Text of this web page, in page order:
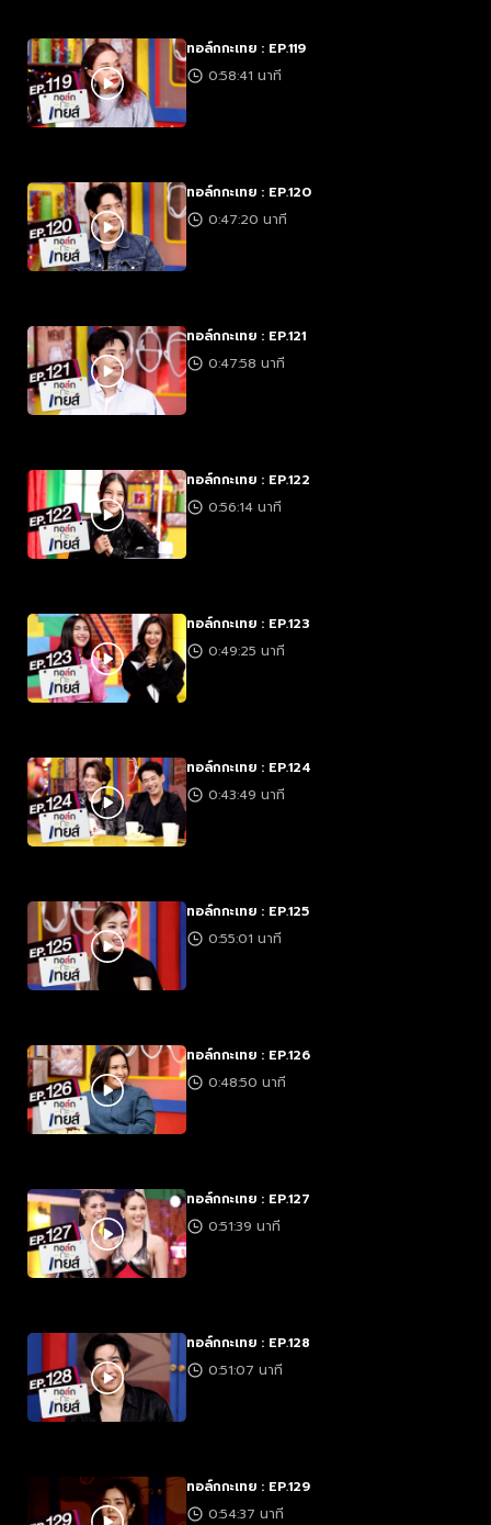
ทอล์กกะเทย : EP.119
0:58:41 นาที
ทอล์กกะเทย : EP.120
0:47:20 นาที
ทอล์กกะเทย : EP.121
0:47:58 นาที
ทอล์กกะเทย : EP.122
0:56:14 นาที
ทอล์กกะเทย : EP.123
0:49:25 นาที
ทอล์กกะเทย : EP.124
0:43:49 นาที
ทอล์กกะเทย : EP.125
0:55:01 นาที
ทอล์กกะเทย : EP.126
0:48:50 นาที
ทอล์กกะเทย : EP.127
0:51:39 นาที
ทอล์กกะเทย : EP.128
0:51:07 นาที
ทอล์กกะเทย : EP.129
0:54:37 นาที